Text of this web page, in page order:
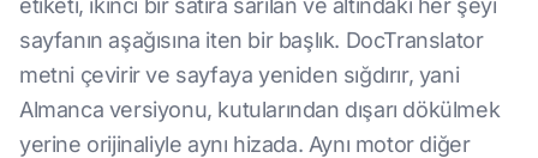
etiketi, ikinci bir satıra sarılan ve altındaki her şeyi
sayfanın aşağısına iten bir başlık. DocTranslator
metni çevirir ve sayfaya yeniden sığdırır, yani
Almanca versiyonu, kutularından dışarı dökülmek
yerine orijinaliyle aynı hizada. Aynı motor diğer